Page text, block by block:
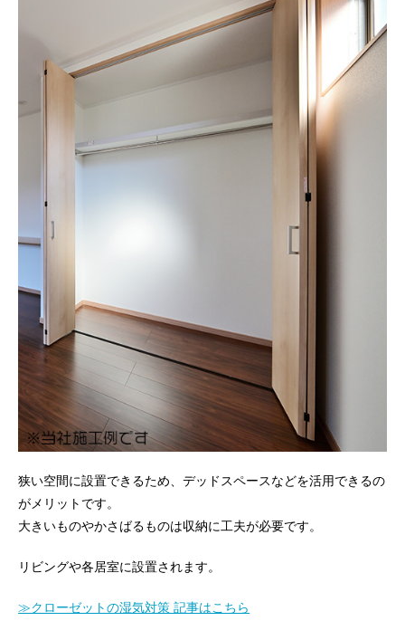
狭い空間に設置できるため、デッドスペースなどを活用できるの
がメリットです。
大きいものやかさばるものは収納に工夫が必要です。
リビングや各居室に設置されます。
≫クローゼットの湿気対策 記事はこちら